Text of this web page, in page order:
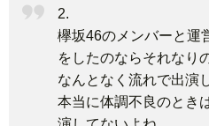
2.
欅坂46のメンバーと運
をしたのならそれなり
なんとなく流れで出演
本当に体調不良のとき